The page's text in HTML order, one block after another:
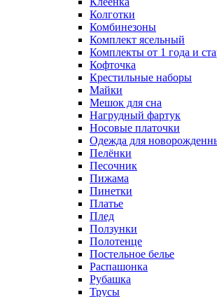
Колготки
Комбинезоны
Комплект ясельный
Комплекты от 1 года и
Кофточка
Крестильные наборы
Майки
Мешок для сна
Нагрудный фартук
Носовые платочки
Одежда для
Пелёнки
Песочник
Пижама
Пинетки
Платье
Плед
Ползунки
Полотенце
Постельное белье
Распашонка
Рубашка
Трусы